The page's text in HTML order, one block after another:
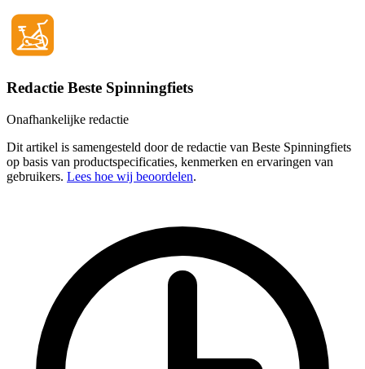
Redactie Beste Spinningfiets
Onafhankelijke redactie
Dit artikel is samengesteld door de redactie van Beste Spinningfiets
op basis van productspecificaties, kenmerken en ervaringen van
gebruikers. Lees hoe wij beoordelen.